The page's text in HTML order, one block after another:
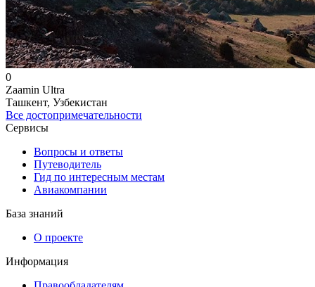
0
Zaamin Ultra
Ташкент, Узбекистан
Все достопримечательности
Сервисы
Вопросы и ответы
Путеводитель
Гид по интересным местам
Авиакомпании
База знаний
О проекте
Информация